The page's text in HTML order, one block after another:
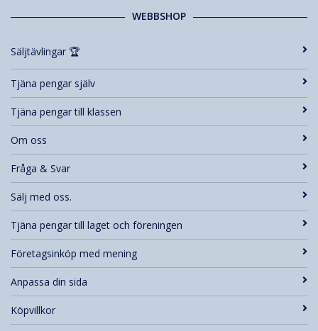
WEBBSHOP
Säljtävlingar 🏆
Tjäna pengar själv
Tjäna pengar till klassen
Om oss
Fråga & Svar
Sälj med oss.
Tjäna pengar till laget och föreningen
Företagsinköp med mening
Anpassa din sida
Köpvillkor